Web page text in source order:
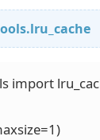
import